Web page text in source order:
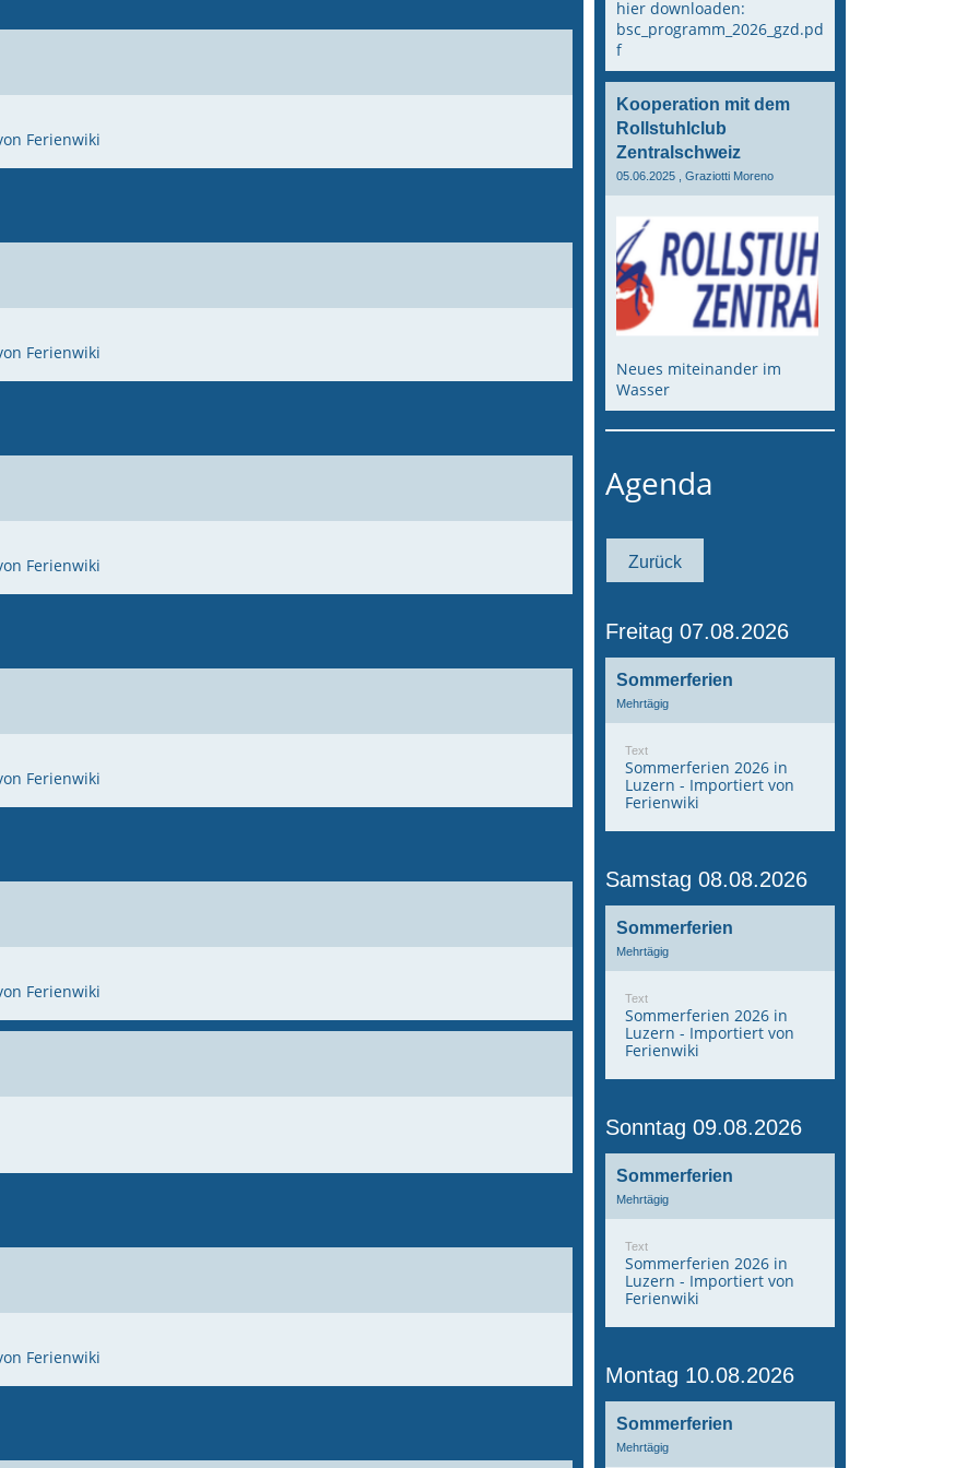
Ferienwiki
Ferienwiki
Ferienwiki
Ferienwiki
Ferienwiki
Ferienwiki
hier downloaden:
bsc_programm_2026_gzd.pd
f
Kooperation mit dem
Rollstuhlclub
Zentralschweiz
05.06.2025 , Graziotti Moreno
Neues miteinander im
Wasser
Agenda
Zurück
Freitag 07.08.2026
Sommerferien
Mehrtägig
Text
Sommerferien 2026 in
Luzern - Importiert von
Ferienwiki
Samstag 08.08.2026
Sommerferien
Mehrtägig
Text
Sommerferien 2026 in
Luzern - Importiert von
Ferienwiki
Sonntag 09.08.2026
Sommerferien
Mehrtägig
Text
Sommerferien 2026 in
Luzern - Importiert von
Ferienwiki
Montag 10.08.2026
Sommerferien
Mehrtägig